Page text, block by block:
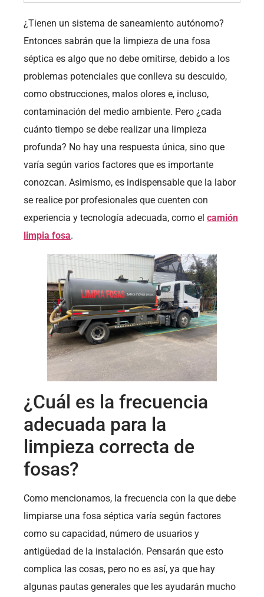
¿Tienen un sistema de saneamiento autónomo?
Entonces sabrán que la limpieza de una fosa
séptica es algo que no debe omitirse, debido a los
problemas potenciales que conlleva su descuido,
como obstrucciones, malos olores e, incluso,
contaminación del medio ambiente. Pero ¿cada
cuánto tiempo se debe realizar una limpieza
profunda? No hay una respuesta única, sino que
varía según varios factores que es importante
conozcan. Asimismo, es indispensable que la labor
se realice por profesionales que cuenten con
experiencia y tecnología adecuada, como el camión
limpia fosa.
¿Cuál es la frecuencia
adecuada para la
limpieza correcta de
fosas?
Como mencionamos, la frecuencia con la que debe
limpiarse una fosa séptica varía según factores
como su capacidad, número de usuarios y
antigüedad de la instalación. Pensarán que esto
complica las cosas, pero no es así, ya que hay
algunas pautas generales que les ayudarán mucho